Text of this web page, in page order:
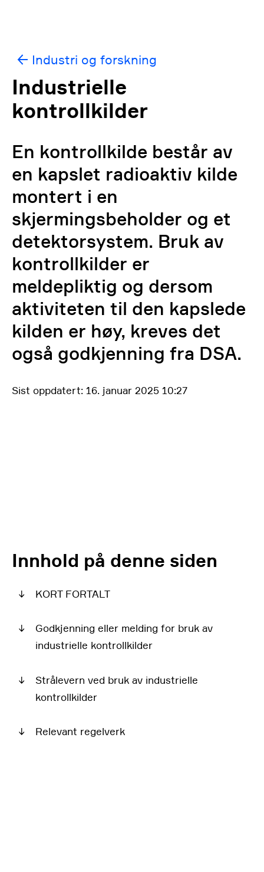
Industri og forskning
Industrielle
kontrollkilder
En kontrollkilde består av
en kapslet radioaktiv kilde
montert i en
skjermingsbeholder og et
detektorsystem. Bruk av
kontrollkilder er
meldepliktig og dersom
aktiviteten til den kapslede
kilden er høy, kreves det
også godkjenning fra DSA.
Sist oppdatert: 16. januar 2025 10:27
Innhold på denne siden
↓ KORT FORTALT
↓
Godkjenning eller melding for bruk av
industrielle kontrollkilder
↓
Strålevern ved bruk av industrielle
kontrollkilder
↓ Relevant regelverk